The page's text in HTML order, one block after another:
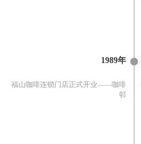
1989年
福山咖啡连锁门店正式开业——咖啡
邨